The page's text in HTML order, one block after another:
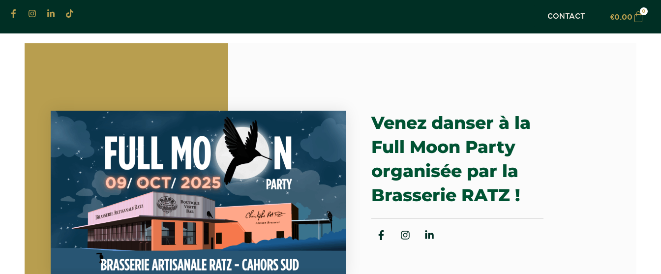
CONTACT €0.00
0
Venez danser à la
Full Moon Party
organisée par la
Brasserie RATZ !